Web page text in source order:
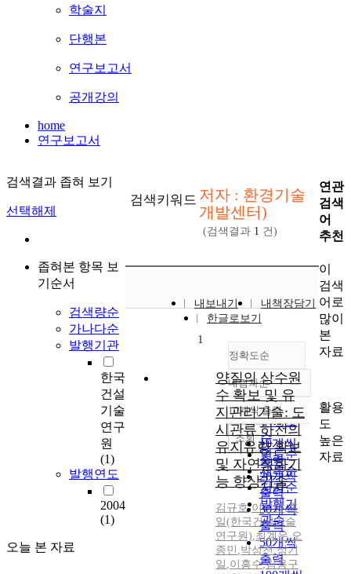
학술지
단행본
연구보고서
공개강의
home
연구보고서
검색결과 좁혀 보기
선택해제
좁혀본 항목 보
기순서
검색량순
가나다순
발행기관
한국
건설
기술
연구
원
(1)
발행연도
2004
(1)
오늘 본 자료
검색키워드 저자 : 환경기술
개발센터)
(검색결과 1 건)
내보내기
내책장담기
한글로보기
정확도순
정확도
순
인기도
순
연도순
제목순
저자순
발행기
관순
내림차순
내림차순
10개씩 출력
10개씩
출력
20개씩
출력
30개씩
출력
50개씩
출력
조회
1
양질의 상수원
수 확보 및 유
지관리기술: 도
시관류 하천의
유지유량 확보
및 자연정화기
능 향상기술
김규호,이진원,홍
일(한국건설기술
연구원),최계운,오
종민 ,박성천,정기
일 ,이흥수,김용구
연관
검색
어
추천
이
검색
어로
많이
본
자료
활용
도
높은
자료